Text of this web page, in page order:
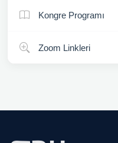
Kongre Programı
Zoom Linkleri